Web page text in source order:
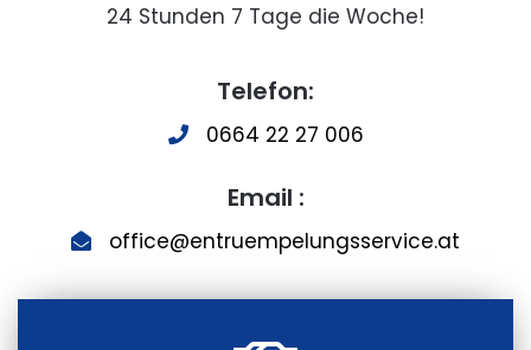
24 Stunden 7 Tage die Woche!
Telefon:
0664 22 27 006
Email :
office@entruempelungsservice.at